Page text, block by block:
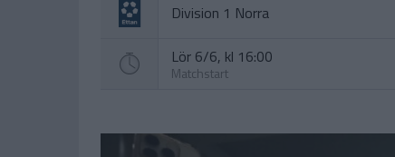
Division 1 Norra
Lör 6/6, kl 16:00
Matchstart